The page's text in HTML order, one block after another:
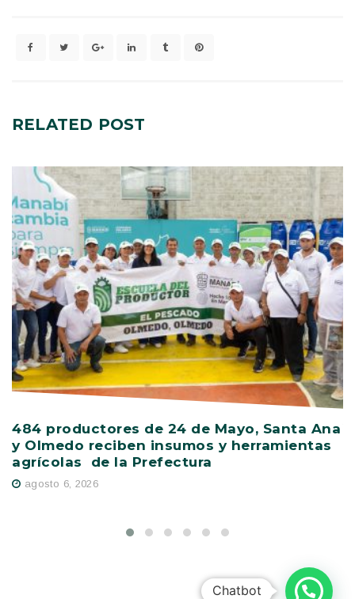
RELATED POST
484 productores de 24 de Mayo, Santa Ana
y Olmedo reciben insumos y herramientas
agrícolas de la Prefectura
agosto 6, 2026
Chatbot